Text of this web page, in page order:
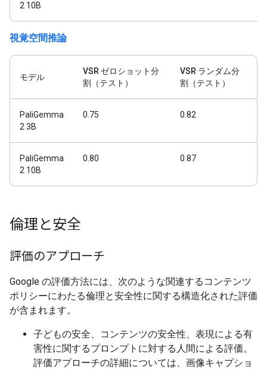
2 10B
視覚空間推論
モデル
VSR ゼロショット分
割（テスト）
VSR ランダム分
割（テスト）
PaliGemma
2 3B
0.75 0.82
PaliGemma
2 10B
0.80 0.87
倫理と安全
評価のアプローチ
Google の評価方法には、次のような関連するコンテンツ
ポリシーにわたる倫理と安全性に関する構造化された評価
が含まれます。
子どもの安全、コンテンツの安全性、表現による有
害性に関するプロンプトに対する人間による評価。
評価アプローチの詳細については、画像キャプショ